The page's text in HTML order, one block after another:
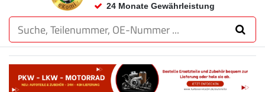
24 Monate Gewährleistung